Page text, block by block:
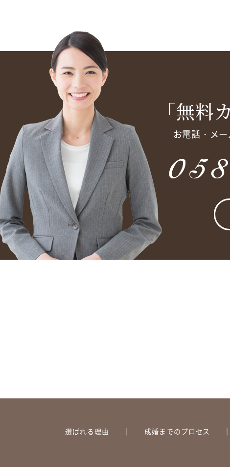
「無
お電話・メ
選ばれる理由 成婚までのプロセス